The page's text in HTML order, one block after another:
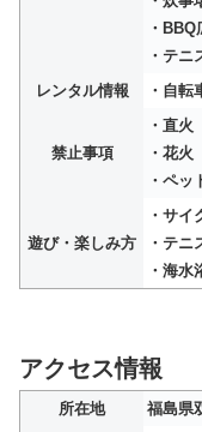
・BBQ
・テニ
レンタル情報
・自
禁止事項
・直火
・花火
・ペッ
遊び・楽しみ方
・サイ
・テニ
・海水
アクセス情報
所在地 福島県